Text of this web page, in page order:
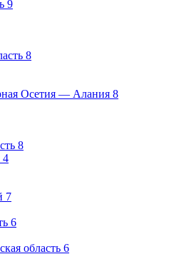
9
8
Осетия — Алания 8
8
4
7
6
область 6